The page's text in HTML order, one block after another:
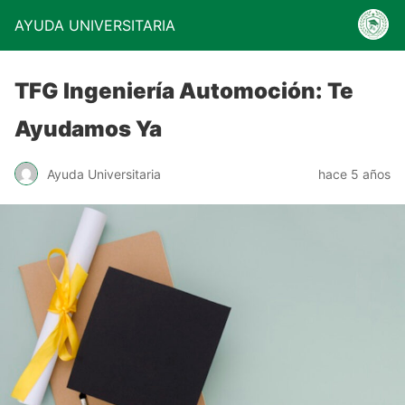
AYUDA UNIVERSITARIA
TFG Ingeniería Automoción: Te
Ayudamos Ya
Ayuda Universitaria hace 5 años